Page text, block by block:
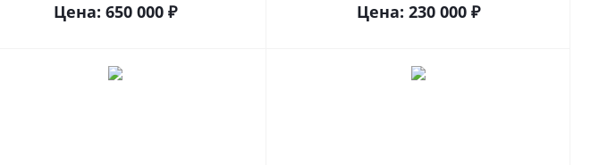
Цена: 650 000 ₽ Цена: 230 000 ₽